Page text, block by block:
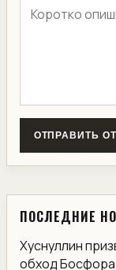
ОТПРАВИТЬ
ПОСЛЕДНИЕ
Хуснуллин
обход